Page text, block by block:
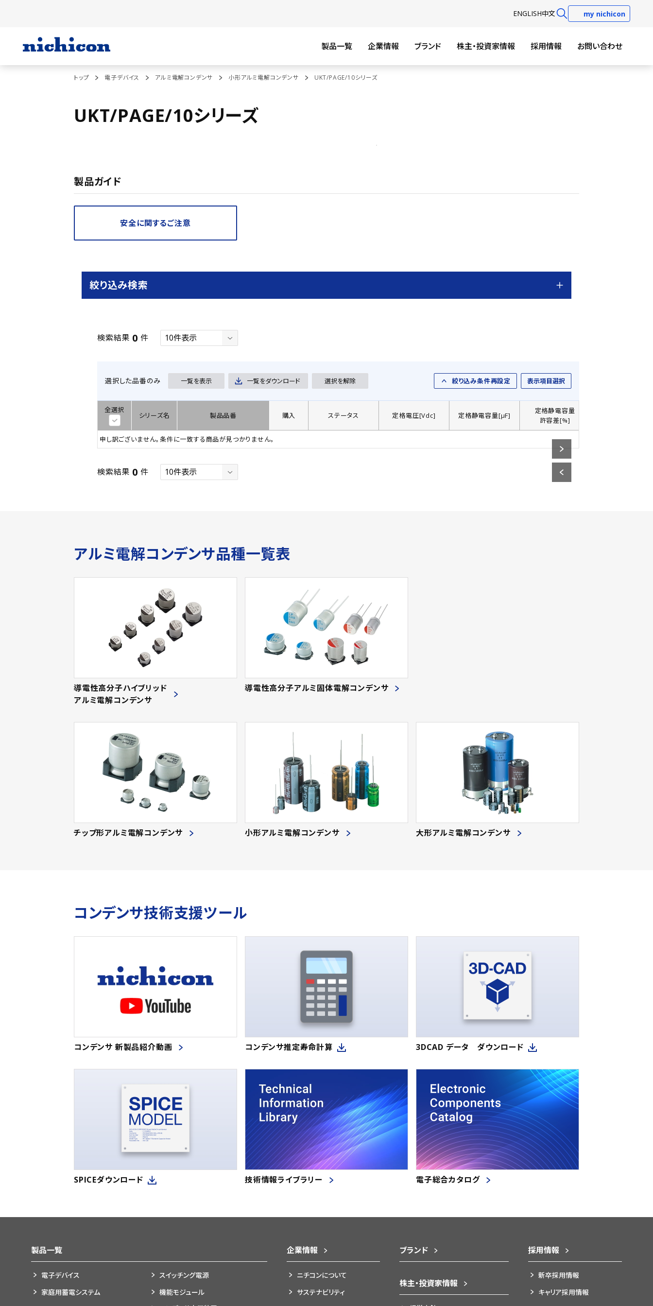
ENGLISH中文 my nichicon
製品一覧 企業情報 ブランド 株主・投資家情報 採用情報 お問い合わせ
トップ 電子デバイス アルミ電解コンデンサ 小形アルミ電解コンデンサ UKT/PAGE/10シリーズ
UKT/PAGE/10シリーズ
製品ガイド
安全に関するご注意
絞り込み検索
検索結果 0 件
選択した品番のみ 一覧を表示 一覧をダウンロード 選択を解除 絞り込み条件再設定 表示項目選択
全選択
シリーズ名 製品品番 購入 ステータス 定格電圧[Vdc] 定格静電容量[µF]
定格静電容量
許容差[%]
申し訳ございません。条件に一致する商品が見つかりません。
検索結果 0 件
アルミ電解コンデンサ品種一覧表
導電性高分子ハイブリッド
アルミ電解コンデンサ
導電性高分子アルミ固体電解コンデンサ
チップ形アルミ電解コンデンサ 小形アルミ電解コンデンサ 大形アルミ電解コンデンサ
コンデンサ技術支援ツール
コンデンサ 新製品紹介動画 コンデンサ推定寿命計算 3DCAD データ ダウンロード
SPICEダウンロード 技術情報ライブラリー 電子総合カタログ
製品一覧
電子デバイス
家庭用蓄電システム
スイッチング電源
機能モジュール
企業情報
ニチコンについて
サステナビリティ
ブランド
株主・投資家情報
採用情報
新卒採用情報
キャリア採用情報